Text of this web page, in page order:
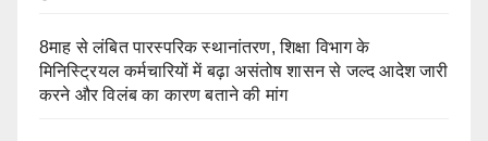
8माह से लंबित पारस्परिक स्थानांतरण, शिक्षा विभाग के
मिनिस्ट्रियल कर्मचारियों में बढ़ा असंतोष शासन से जल्द आदेश जारी
करने और विलंब का कारण बताने की मांग